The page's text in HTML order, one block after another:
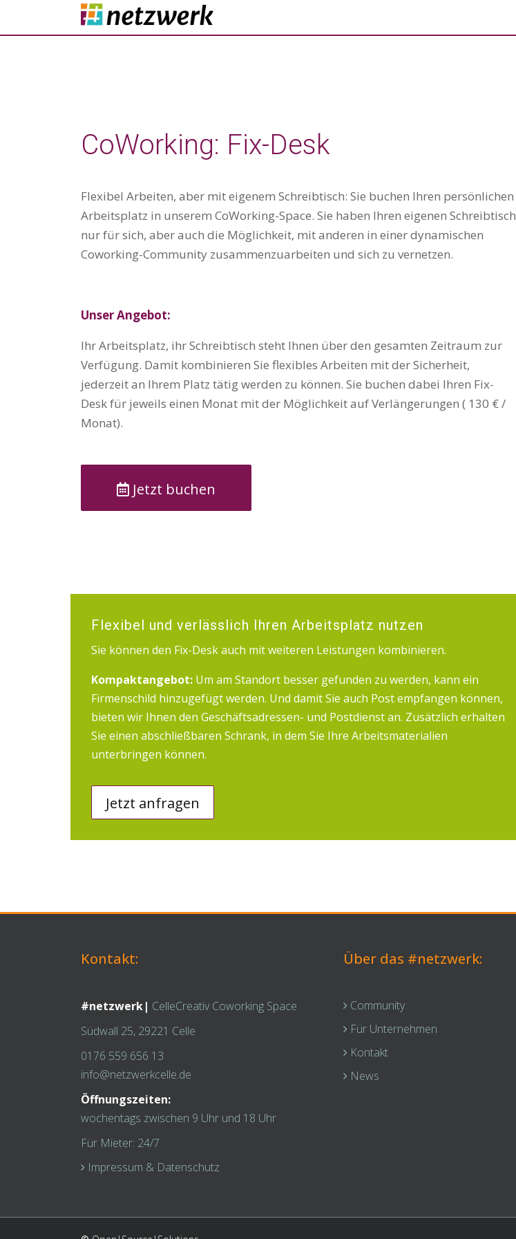
CoWorking: Fix-Desk
Flexibel Arbeiten, aber mit eigenem Schreibtisch: Sie buchen Ihren persönlichen
Arbeitsplatz in unserem CoWorking-Space. Sie haben Ihren eigenen Schreibtisch
nur für sich, aber auch die Möglichkeit, mit anderen in einer dynamischen
Coworking-Community zusammenzuarbeiten und sich zu vernetzen.
Unser Angebot:
Ihr Arbeitsplatz, ihr Schreibtisch steht Ihnen über den gesamten Zeitraum zur
Verfügung. Damit kombinieren Sie flexibles Arbeiten mit der Sicherheit,
jederzeit an Ihrem Platz tätig werden zu können. Sie buchen dabei Ihren Fix-
Desk für jeweils einen Monat mit der Möglichkeit auf Verlängerungen ( 130 € /
Monat).
Jetzt buchen
Flexibel und verlässlich Ihren Arbeitsplatz nutzen
Sie können den Fix-Desk auch mit weiteren Leistungen kombinieren.
Kompaktangebot: Um am Standort besser gefunden zu werden, kann ein
Firmenschild hinzugefügt werden. Und damit Sie auch Post empfangen können,
bieten wir Ihnen den Geschäftsadressen- und Postdienst an. Zusätzlich erhalten
Sie einen abschließbaren Schrank, in dem Sie Ihre Arbeitsmaterialien
unterbringen können.
Jetzt anfragen
Kontakt:
#netzwerk| CelleCreativ Coworking Space
Südwall 25, 29221 Celle
0176 559 656 13
info@netzwerkcelle.de
Öffnungszeiten:
wochentags zwischen 9 Uhr und 18 Uhr
Für Mieter: 24/7
Impressum & Datenschutz
Über das #netzwerk:
Community
Für Unternehmen
Kontakt
News